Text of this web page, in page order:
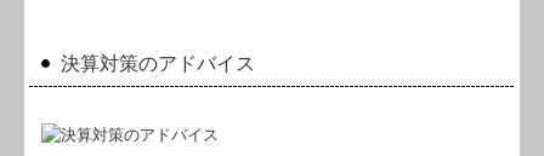
決算対策のアドバイス